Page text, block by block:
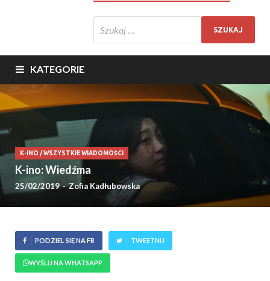
KATEGORIE
K-INO /WSZYSTKIE WIADOMOŚCI
K-ino: Wiedźma
25/02/2019-Zofia Kadłubowska
PODZIEL SIĘ NA FB TWEETNIJ
WYŚLIJ NA WHATSAPP